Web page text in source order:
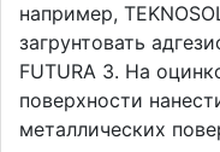
например,
загрунтовать
FUTURA 3. На
поверхности
металлических